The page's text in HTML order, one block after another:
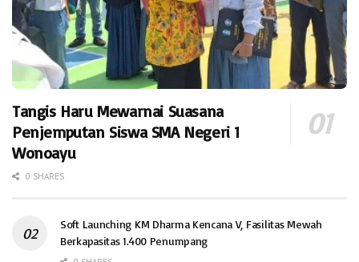
Tangis Haru Mewarnai Suasana
Penjemputan Siswa SMA Negeri 1
Wonoayu
0 SHARES
Soft Launching KM Dharma Kencana V, Fasilitas Mewah
Berkapasitas 1.400 Penumpang